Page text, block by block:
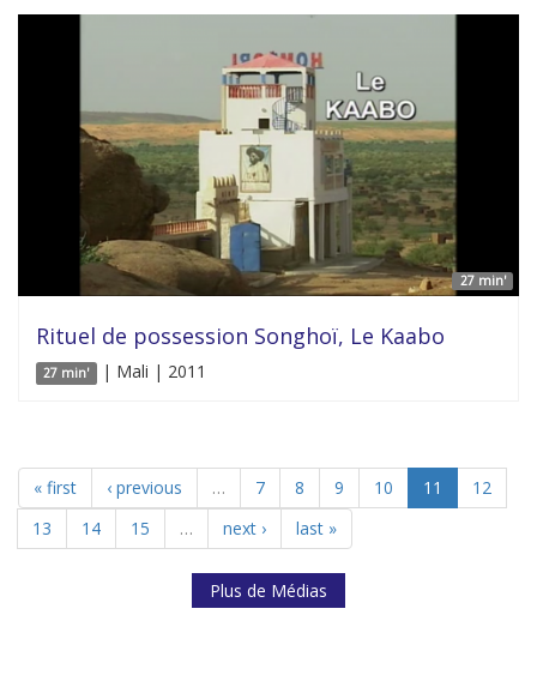
27 min'
Rituel de possession Songhoï, Le Kaabo
27 min' | Mali | 2011
« first ‹ previous … 7 8 9 10 11
12
13
14 15 … next › last »
Plus de Médias